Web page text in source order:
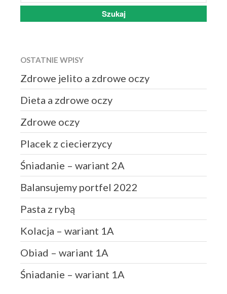
OSTATNIE WPISY
Zdrowe jelito a zdrowe oczy
Dieta a zdrowe oczy
Zdrowe oczy
Placek z ciecierzycy
Śniadanie – wariant 2A
Balansujemy portfel 2022
Pasta z rybą
Kolacja – wariant 1A
Obiad – wariant 1A
Śniadanie – wariant 1A